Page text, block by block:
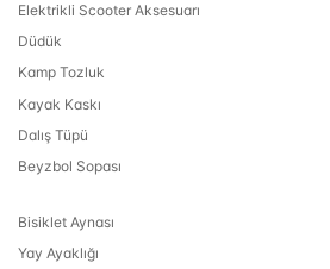
Elektrikli Scooter Aksesuarı
Düdük
Kamp Tozluk
Kayak Kaskı
Dalış Tüpü
Beyzbol Sopası
Bisiklet Aynası
Yay Ayaklığı